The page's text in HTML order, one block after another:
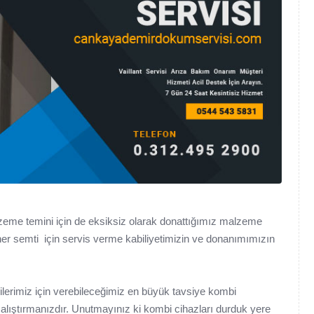
temini için de eksiksiz olarak donattığımız malzeme
semti için servis verme kabiliyetimizin ve donanımımızın
için verebileceğimiz en büyük tavsiye kombi
Unutmayınız ki kombi cihazları durduk yere